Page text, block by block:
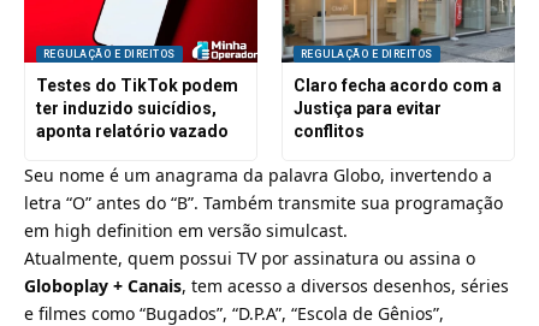
REGULAÇÃO E DIREITOS
Testes do TikTok podem
ter induzido suicídios,
aponta relatório vazado
REGULAÇÃO E DIREITOS
Claro fecha acordo com a
Justiça para evitar
conflitos
Seu nome é um anagrama da palavra Globo, invertendo a
letra “O” antes do “B”. Também transmite sua programação
em high definition em versão simulcast.
Atualmente, quem possui TV por assinatura ou assina o
Globoplay + Canais, tem acesso a diversos desenhos, séries
e filmes como “Bugados”, “D.P.A”, “Escola de Gênios”,